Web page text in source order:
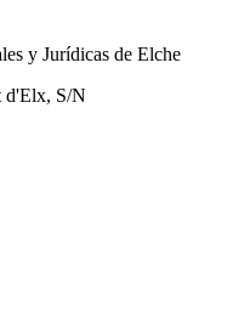
y Jurídicas de Elche
d'Elx, S/N